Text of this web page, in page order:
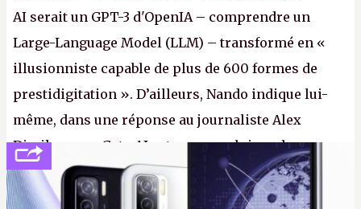
AI serait un GPT-3 d'OpenIA – comprendre un
Large-Language Model (LLM) – transformé en «
illusionniste capable de plus de 600 formes de
prestidigitation ». D’ailleurs, Nando indique lui-
même, dans une réponse au journaliste Alex
Dimikas, que Gato AI est « encore loin » de
prétendre réussir le célèbre test de Turing. (Crédit
photo : Pexels - Arthur Brognoli)